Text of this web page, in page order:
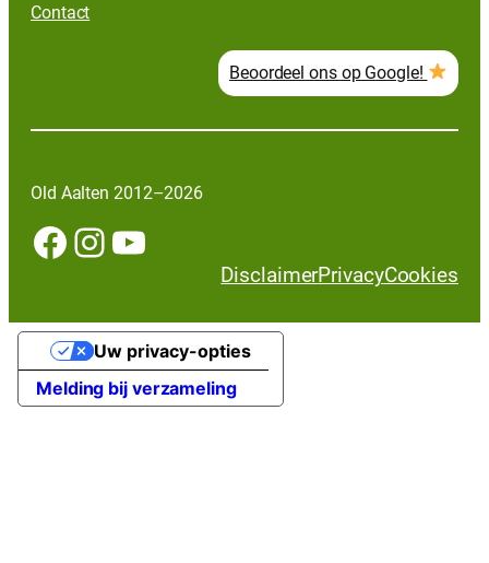
Contact
Beoordeel ons op Google!
Old Aalten 2012–2026
Facebook InstagramYouTube
DisclaimerPrivacyCookies
Melding bij verzameling
Uw privacy-opties